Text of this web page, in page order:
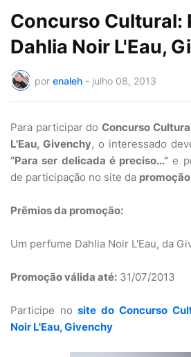
Concurso Cultural:
Dahlia Noir L'Eau,
por enaleh - julho 08, 2013
Para participar doConcurso
L'Eau, Givenchy, o interessado
“Para ser delicada é preciso...” e
de participação no site da promoção
Prêmios da promoção:
Um perfume Dahlia Noir L'Eau, da
Promoção válida até: 31/07/2013
Participe nosite do Concurso
Noir L'Eau, Givenchy